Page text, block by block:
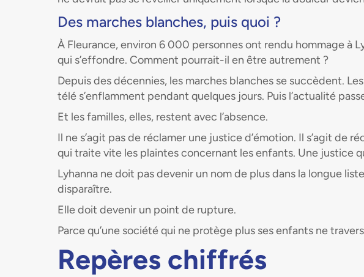
Des marches blanches, puis quoi ?
À Fleurance, environ 6 000 personnes ont rendu hommage à
qui s’effondre. Comment pourrait-il en être autrement ?
Depuis des décennies, les marches blanches se succèdent.
télé s’enflamment pendant quelques jours. Puis l’actualité
Et les familles, elles, restent avec l’absence.
Il ne s’agit pas de réclamer une justice d’émotion. Il s’agit
qui traite vite les plaintes concernant les enfants. Une justice
Lyhanna ne doit pas devenir un nom de plus dans la longue
disparaître.
Elle doit devenir un point de rupture.
Parce qu’une société qui ne protège plus ses enfants ne
Repères chiffrés